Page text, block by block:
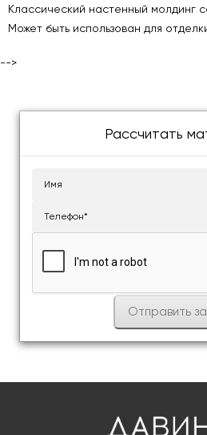
Классический настенный молдинг
Может быть использован для
-->
Рассчитать